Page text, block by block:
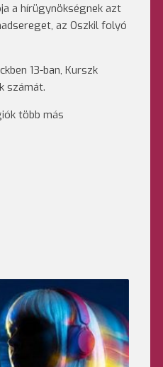
a hírügynökségnek azt
az Oszkil folyó
13-ban, Kurszk
számát.
több más